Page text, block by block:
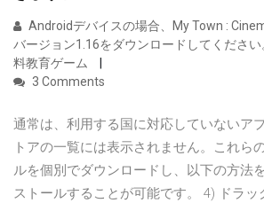
Androidデバイスの場合、My Town :
バージョン1.16をダウンロードしてくださ
料教育ゲーム
3 Comments
通常は、利用する国に対応していないア
トアの一覧には表示されません。これら
ルを個別でダウンロードし、以下の方法
ストールすることが可能です。 4) ドラッ